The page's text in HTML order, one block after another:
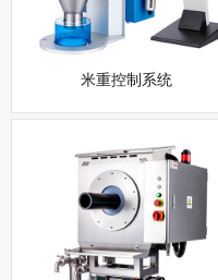
米重控制系统